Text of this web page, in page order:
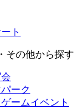
ト
その他から探す
ーク
ームイベント